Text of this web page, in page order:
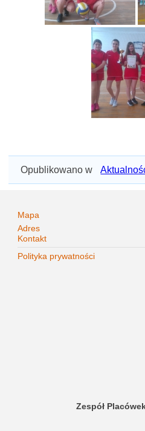
Opublikowano w
Mapa
Adres
Kontakt
Polityka prywatności
Zespół